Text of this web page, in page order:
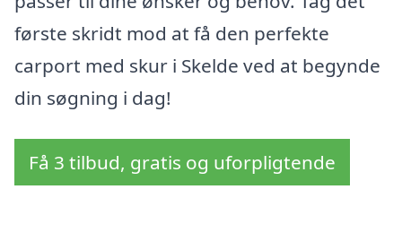
første skridt mod at få den perfekte
carport med skur i Skelde ved at begynde
din søgning i dag!
Få 3 tilbud, gratis og uforpligtende